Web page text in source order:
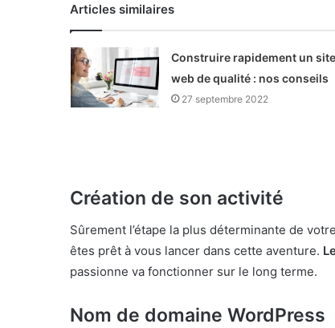
Articles similaires
Construire rapidement un site
web de qualité : nos conseils
27 septembre 2022
Création de son activité
Sûrement l’étape la plus déterminante de
êtes prêt à vous lancer dans cette aventure.
passionne va fonctionner sur le long terme.
Nom de domaine WordPress